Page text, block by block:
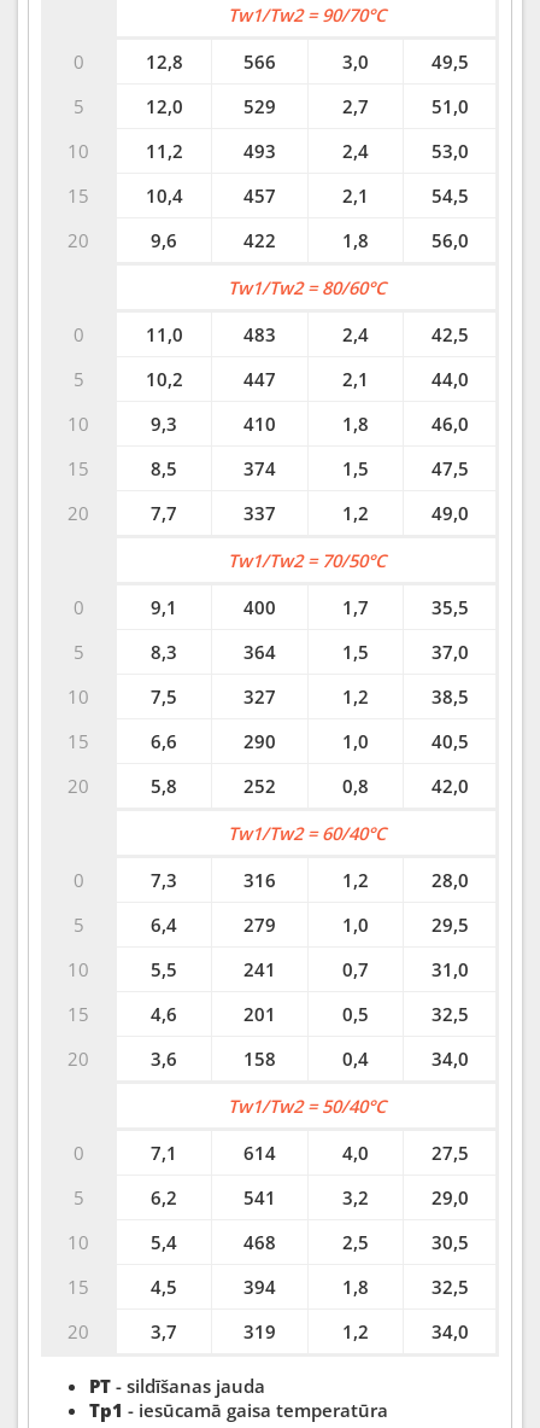
0
5
10
15
20
Tw1/Tw2 = 90/70°C
12,8
566 3,0
49,5
12,0
529 2,7
51,0
11,2
493 2,4
53,0
10,4
457 2,1
54,5
9,6
422 1,8 56,0
0
5
10
15
20
Tw1/Tw2 = 80/60°C
11,0
483 2,4
42,5
10,2
447 2,1
44,0
9,3
410 1,8
46,0
8,5
374 1,5
47,5
7,7
337 1,2 49,0
0
5
10
15
20
Tw1/Tw2 = 70/50°C
9,1
400 1,7
35,5
8,3
364 1,5
37,0
7,5
327 1,2
38,5
6,6
290 1,0
40,5
5,8
252 0,8 42,0
0
5
10
15
20
Tw1/Tw2 = 60/40°C
7,3
316 1,2
28,0
6,4
279 1,0
29,5
5,5
241 0,7
31,0
4,6
201 0,5
32,5
3,6
158 0,4 34,0
0
5
10
15
20
Tw1/Tw2 = 50/40°C
7,1
614 4,0
27,5
6,2
541 3,2
29,0
5,4
468 2,5
30,5
4,5
394 1,8
32,5
3,7
319 1,2 34,0
PT- sildīšanas jauda
Tp1 - iesūcamā gaisa temperatūra